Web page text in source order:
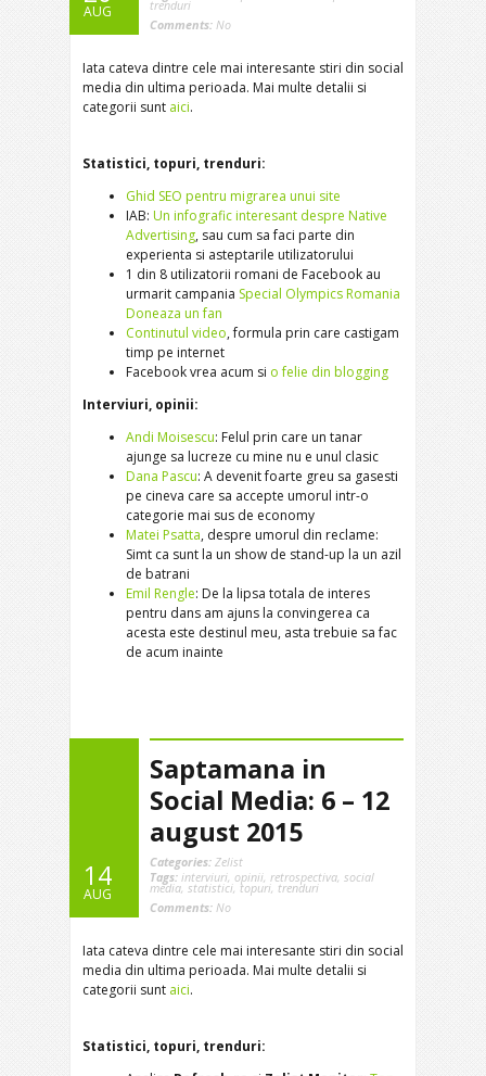
AUG
trenduri
Comments: No
Iata cateva dintre cele mai interesante stiri din social
media din ultima perioada. Mai multe detalii si
categorii sunt aici.
Statistici, topuri, trenduri:
Ghid SEO pentru migrarea unui site
IAB: Un infografic interesant despre Native
Advertising, sau cum sa faci parte din
experienta si asteptarile utilizatorului
1 din 8 utilizatorii romani de Facebook au
urmarit campania Special Olympics Romania
Doneaza un fan
Continutul video, formula prin care castigam
timp pe internet
Facebook vrea acum si o felie din blogging
Interviuri, opinii:
Andi Moisescu: Felul prin care un tanar
ajunge sa lucreze cu mine nu e unul clasic
Dana Pascu: A devenit foarte greu sa gasesti
pe cineva care sa accepte umorul intr-o
categorie mai sus de economy
Matei Psatta, despre umorul din reclame:
Simt ca sunt la un show de stand-up la un azil
de batrani
Emil Rengle: De la lipsa totala de interes
pentru dans am ajuns la convingerea ca
acesta este destinul meu, asta trebuie sa fac
de acum inainte
14
AUG
Saptamana in
Social Media: 6 – 12
august 2015
Categories: Zelist
Tags: interviuri, opinii, retrospectiva, social
media, statistici, topuri, trenduri
Comments: No
Iata cateva dintre cele mai interesante stiri din social
media din ultima perioada. Mai multe detalii si
categorii sunt aici.
Statistici, topuri, trenduri: